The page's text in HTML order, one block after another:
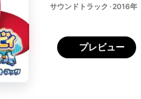
サウンドトラック · 2016年
プレビュー